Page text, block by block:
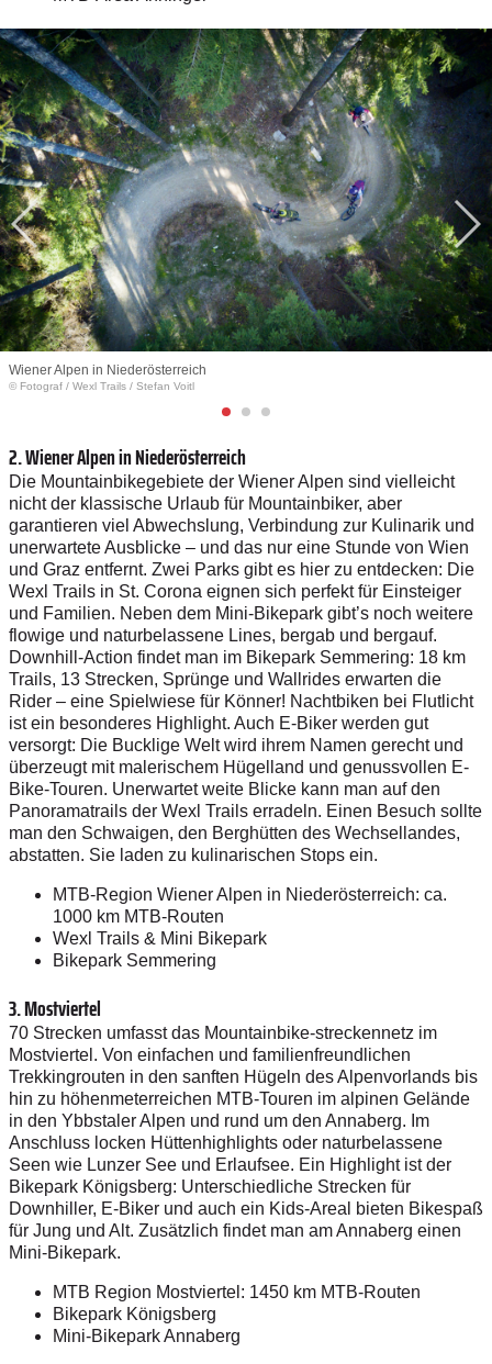
Wiener Alpen in Niederösterreich
© Fotograf / Wexl Trails / Stefan Voitl
2. Wiener Alpen in Niederösterreich
Die Mountainbikegebiete der Wiener Alpen sind vielleicht
nicht der klassische Urlaub für Mountainbiker, aber
garantieren viel Abwechslung, Verbindung zur Kulinarik und
unerwartete Ausblicke – und das nur eine Stunde von Wien
und Graz entfernt. Zwei Parks gibt es hier zu entdecken: Die
Wexl Trails in St. Corona eignen sich perfekt für Einsteiger
und Familien. Neben dem Mini-Bikepark gibt’s noch weitere
flowige und naturbelassene Lines, bergab und bergauf.
Downhill-Action findet man im Bikepark Semmering: 18 km
Trails, 13 Strecken, Sprünge und Wallrides erwarten die
Rider – eine Spielwiese für Könner! Nachtbiken bei Flutlicht
ist ein besonderes Highlight. Auch E-Biker werden gut
versorgt: Die Bucklige Welt wird ihrem Namen gerecht und
überzeugt mit malerischem Hügelland und genussvollen E-
Bike-Touren. Unerwartet weite Blicke kann man auf den
Panoramatrails der Wexl Trails erradeln. Einen Besuch sollte
man den Schwaigen, den Berghütten des Wechsellandes,
abstatten. Sie laden zu kulinarischen Stops ein.
MTB-Region Wiener Alpen in Niederösterreich: ca.
1000 km MTB-Routen
Wexl Trails & Mini Bikepark
Bikepark Semmering
3. Mostviertel
70 Strecken umfasst das Mountain­bike-streckennetz im
Mostviertel. Von einfachen und familienfreundlichen
Trekkingrouten in den ­sanften Hügeln des Alpenvorlands bis
hin zu höhenmeterreichen MTB-Touren im alpinen Gelände
in den Ybbstaler Alpen und rund um den Annaberg. Im
Anschluss locken Hüttenhighlights oder naturbelassene
Seen wie Lunzer See und Erlaufsee. Ein Highlight ist der
Bikepark Königsberg: Unterschiedliche Strecken für
Downhiller, E-Biker und auch ein Kids-Areal bieten Bikespaß
für Jung und Alt. Zusätzlich findet man am Anna­berg einen
Mini-Bikepark.
MTB Region Mostviertel: 1450 km MTB-Routen
Bikepark Königsberg
Mini-Bikepark Annaberg